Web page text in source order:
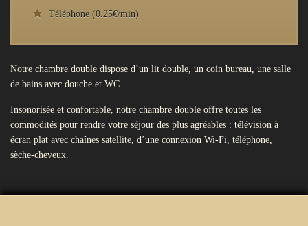
Téléphone (0.25€/min)
Notre chambre double dispose d’un lit double, un coin bureau, une salle
de bains avec douche et WC.
Insonorisée et confortable, notre chambre double offre toutes les
commodités pour rendre votre séjour des plus agréables : télévision à
écran plat avec chaînes satellite, d’une connexion Wi-Fi, téléphone,
sèche-cheveux.